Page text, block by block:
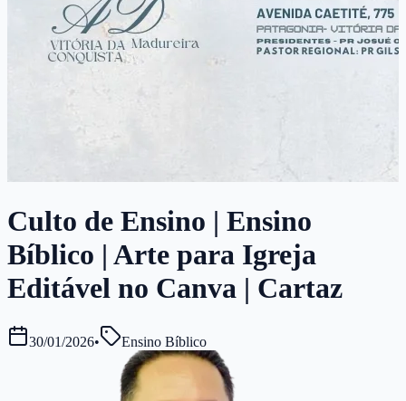
Culto de Ensino | Ensino
Bíblico | Arte para Igreja
Editável no Canva | Cartaz
30/01/2026• Ensino Bíblico